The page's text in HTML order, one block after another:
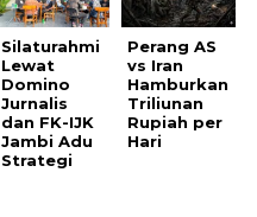
Silaturahmi
Lewat
Domino
Jurnalis
dan FK-IJK
Jambi Adu
Strategi
Perang AS
vs Iran
Hamburkan
Triliunan
Rupiah per
Hari